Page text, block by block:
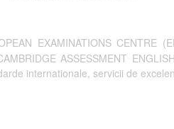
EXAMINATIONS CENTRE
ASSESSMENT
internationale, servicii de